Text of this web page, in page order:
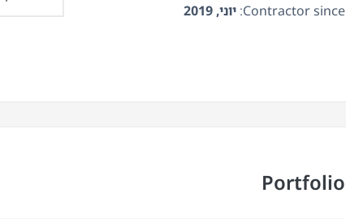
Contractor since: יוני, 2019
Portfolio